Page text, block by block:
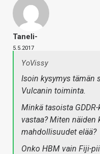
Taneli-
5.5.2017
YoVissy
Isoin kysymys tämän
Vulcanin toiminta.
Minkä tasoista
vastaa? Miten näiden
mahdollisuudet elää?
Onko HBM vain Fiji-